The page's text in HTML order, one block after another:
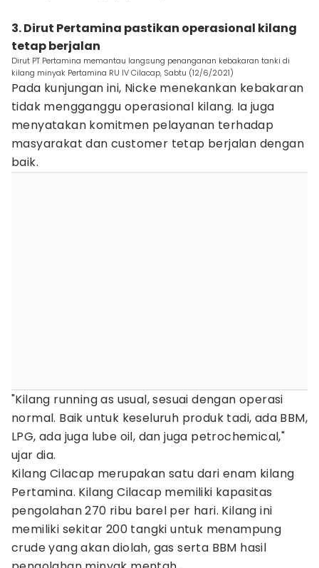
3. Dirut Pertamina pastikan operasional kilang
tetap berjalan
Dirut PT Pertamina memantau langsung penanganan kebakaran tanki di
kilang minyak Pertamina RU IV Cilacap, Sabtu (12/6/2021)
Pada kunjungan ini, Nicke menekankan kebakaran
tidak mengganggu operasional kilang. Ia juga
menyatakan komitmen pelayanan terhadap
masyarakat dan customer tetap berjalan dengan
baik.
"Kilang running as usual, sesuai dengan operasi
normal. Baik untuk keseluruh produk tadi, ada BBM,
LPG, ada juga lube oil, dan juga petrochemical,"
ujar dia.
Kilang Cilacap merupakan satu dari enam kilang
Pertamina. Kilang Cilacap memiliki kapasitas
pengolahan 270 ribu barel per hari. Kilang ini
memiliki sekitar 200 tangki untuk menampung
crude yang akan diolah, gas serta BBM hasil